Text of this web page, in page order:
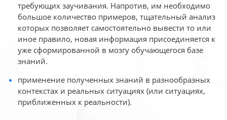
требующих заучивания. Напротив, им необходимо
большое количество примеров, тщательный анализ
которых позволяет самостоятельно вывести то или
иное правило, новая информация присоединяется к
уже сформированной в мозгу обучающегося базе
знаний.
применение полученных знаний в разнообразных
контекстах и реальных ситуациях (или ситуациях,
приближенных к реальности).